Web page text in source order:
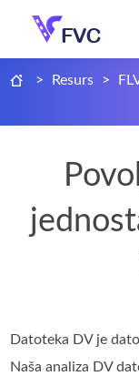
> Resurs >
Datoteka DV je
Naša analiza DV